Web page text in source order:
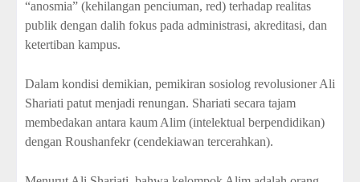
“anosmia” (kehilangan penciuman, red) terhadap realitas
publik dengan dalih fokus pada administrasi, akreditasi, dan
ketertiban kampus.
Dalam kondisi demikian, pemikiran sosiolog revolusioner Ali
Shariati patut menjadi renungan. Shariati secara tajam
membedakan antara kaum Alim (intelektual berpendidikan)
dengan Roushanfekr (cendekiawan tercerahkan).